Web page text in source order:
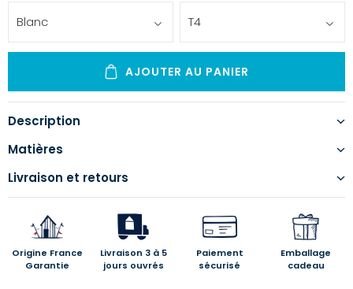
Blanc T4
AJOUTER AU PANIER
Description
Matières
Livraison et retours
Origine France
Garantie
Livraison 3 à 5
jours ouvrés
Paiement
sécurisé
Emballage
cadeau